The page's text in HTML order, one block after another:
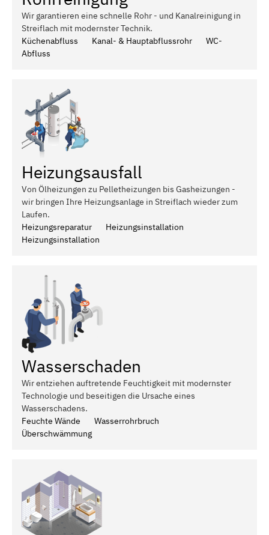
Wir garantieren eine schnelle Rohr - und Kanalreinigung in
Streiflach mit modernster Technik.
Küchenabfluss
Kanal- & Hauptabflussrohr
WC-
Abfluss
Heizungsausfall
Von Ölheizungen zu Pelletheizungen bis Gasheizungen -
wir bringen Ihre Heizungsanlage in Streiflach wieder zum
Laufen.
Heizungsreparatur
Heizungsinstallation
Heizungsinstallation
Wasserschaden
Wir entziehen auftretende Feuchtigkeit mit modernster
Technologie und beseitigen die Ursache eines
Wasserschadens.
Feuchte Wände
Wasserrohrbruch
Überschwämmung